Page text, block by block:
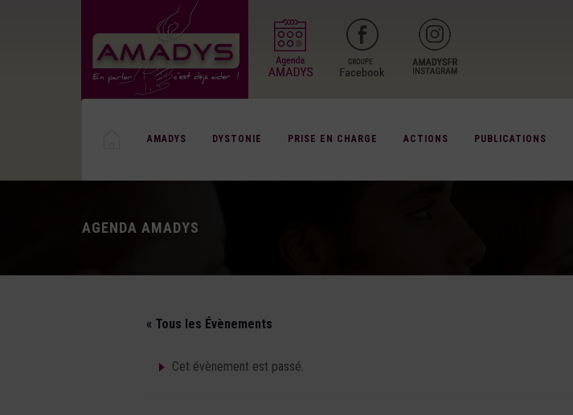
AMADYS DYSTONIE PRISE EN CHARGE ACTIONS PUBLICATIONS
AGENDA AMADYS
« Tous les Évènements
Cet évènement est passé.